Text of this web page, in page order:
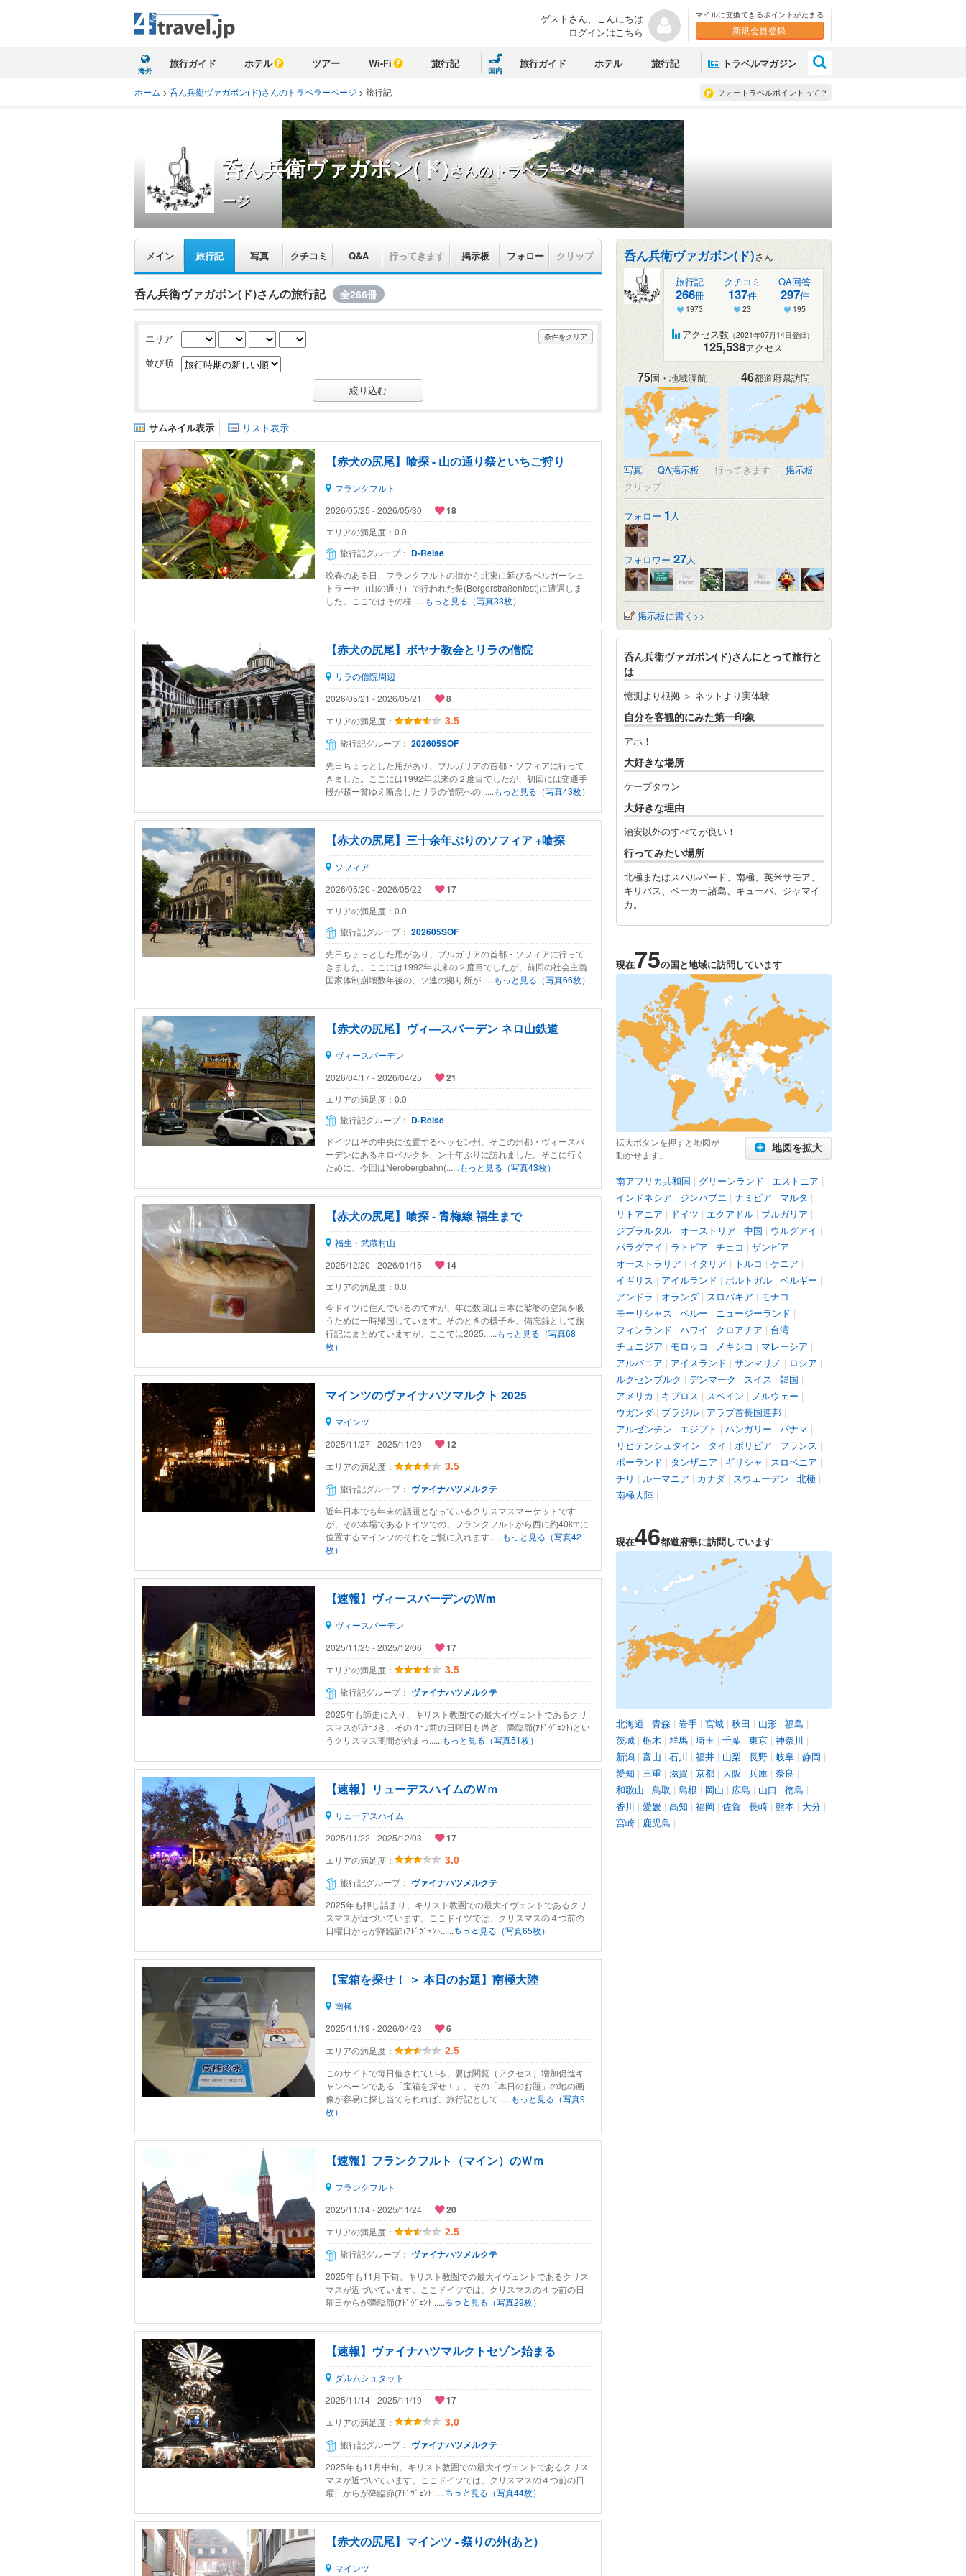
ゲストさん、こんにちは
ログインはこちら
マイルに交換できるポイントがたまる
新規会員登録
海外
旅行ガイド ホテル ツアー Wi-Fi 旅行記
国内
旅行ガイド ホテル 旅行記 トラベルマガジン
フォートラベルポイントって？
ホーム > 呑ん兵衛ヴァガボン(ド)さんのトラベラーページ > 旅行記
呑ん兵衛ヴァガボン(ド)さんのトラベラーペ
ージ
メイン 旅行記 写真 クチコミ Q&A 行ってきます 掲示板 フォロー クリップ
呑ん兵衛ヴァガボン(ド)さんの旅行記 全266冊
条件をクリア
エリア
並び順
サムネイル表示 リスト表示
【赤犬の尻尾】喰探 - 山の通り祭といちご狩り
フランクフルト
2026/05/25 - 2026/05/30
18
エリアの満足度： 0.0
旅行記グループ： D-Reise
晩春のある日、フランクフルトの街から北東に延びるベルガーシュ
トラーセ（山の通り）で行われた祭(Bergerstraßenfest)に遭遇しま
した。ここではその様......もっと見る（写真33枚）
【赤犬の尻尾】ボヤナ教会とリラの僧院
リラの僧院周辺
2026/05/21 - 2026/05/21
8
エリアの満足度： 3.5
旅行記グループ： 202605SOF
先日ちょっとした用があり、ブルガリアの首都・ソフィアに行って
きました。ここには1992年以来の２度目でしたが、初回には交通手
段が超ー貧ゆえ断念したリラの僧院への......もっと見る（写真43枚）
【赤犬の尻尾】三十余年ぶりのソフィア +喰探
ソフィア
2026/05/20 - 2026/05/22
17
エリアの満足度： 0.0
旅行記グループ： 202605SOF
先日ちょっとした用があり、ブルガリアの首都・ソフィアに行って
きました。ここには1992年以来の２度目でしたが、前回の社会主義
国家体制崩壊数年後の、ソ連の拠り所が......もっと見る（写真66枚）
【赤犬の尻尾】ヴィ―スバーデン ネロ山鉄道
ヴィースバーデン
2026/04/17 - 2026/04/25
21
エリアの満足度： 0.0
旅行記グループ： D-Reise
ドイツはその中央に位置するヘッセン州、そこの州都・ヴィースバ
ーデンにあるネロベルクを、ン十年ぶりに訪れました。そこに行く
ために、今回はNerobergbahn(......もっと見る（写真43枚）
【赤犬の尻尾】喰探 - 青梅線 福生まで
福生・武蔵村山
2025/12/20 - 2026/01/15
14
エリアの満足度： 0.0
今ドイツに住んでいるのですが、年に数回は日本に娑婆の空気を吸
うために一時帰国しています。そのときの様子を、備忘録として旅
行記にまとめていますが、ここでは2025......もっと見る（写真68
枚）
マインツのヴァイナハツマルクト 2025
マインツ
2025/11/27 - 2025/11/29
12
エリアの満足度： 3.5
旅行記グループ： ヴァイナハツメルクテ
近年日本でも年末の話題となっているクリスマスマーケットです
が、その本場であるドイツでの、フランクフルトから西に約40kmに
位置するマインツのそれをご覧に入れます......もっと見る（写真42
枚）
【速報】ヴィースバーデンのWm
ヴィースバーデン
2025/11/25 - 2025/12/06
17
エリアの満足度： 3.5
旅行記グループ： ヴァイナハツメルクテ
2025年も師走に入り、キリスト教圏での最大イヴェントであるクリ
スマスが近づき、その４つ前の日曜日も過ぎ、降臨節(ｱﾄﾞｳﾞｪﾝﾄ)とい
うクリスマス期間が始まっ......もっと見る（写真51枚）
【速報】リューデスハイムのＷｍ
リューデスハイム
2025/11/22 - 2025/12/03
17
エリアの満足度： 3.0
旅行記グループ： ヴァイナハツメルクテ
2025年も押し詰まり、キリスト教圏での最大イヴェントであるクリ
スマスが近づいています。ここドイツでは、クリスマスの４つ前の
日曜日からが降臨節(ｱﾄﾞｳﾞｪﾝﾄ......もっと見る（写真65枚）
【宝箱を探せ！ ＞ 本日のお題】南極大陸
南極
2025/11/19 - 2026/04/23
6
エリアの満足度： 2.5
このサイトで毎日催されている、要は閲覧（アクセス）増加促進キ
ャンペーンである「宝箱を探せ！」。その「本日のお題」の地の画
像が容易に探し当てられれば、旅行記として......もっと見る（写真9
枚）
【速報】フランクフルト（マイン）のＷｍ
フランクフルト
2025/11/14 - 2025/11/24
20
エリアの満足度： 2.5
旅行記グループ： ヴァイナハツメルクテ
2025年も11月下旬。キリスト教圏での最大イヴェントであるクリス
マスが近づいています。ここドイツでは、クリスマスの４つ前の日
曜日からが降臨節(ｱﾄﾞｳﾞｪﾝﾄ......もっと見る（写真29枚）
【速報】ヴァイナハツマルクトセゾン始まる
ダルムシュタット
2025/11/14 - 2025/11/19
17
エリアの満足度： 3.0
旅行記グループ： ヴァイナハツメルクテ
2025年も11月中旬。キリスト教圏での最大イヴェントであるクリス
マスが近づいています。ここドイツでは、クリスマスの４つ前の日
曜日からが降臨節(ｱﾄﾞｳﾞｪﾝﾄ......もっと見る（写真44枚）
【赤犬の尻尾】マインツ - 祭りの外(あと)
マインツ
呑ん兵衛ヴァガボン(ド)さん
旅行記
266冊
1973
クチコミ
137件
23
QA回答
297件
195
アクセス数 （2021年07月14日登録）
125,538アクセス
75国・地域渡航 46都道府県訪問
写真 | QA掲示板 | 行ってきます | 掲示板
クリップ
フォロー 1 人
フォロワー 27人
掲示板に書く>>
呑ん兵衛ヴァガボン(ド)さんにとって旅行と
は
憶測より根拠 ＞ ネットより実体験
自分を客観的にみた第一印象
アホ！
大好きな場所
ケープタウン
大好きな理由
治安以外のすべてが良い！
行ってみたい場所
北極またはスバルバード、南極、英米サモア、
キリバス、ベーカー諸島、キューバ、ジャマイ
カ。
現在75の国と地域に訪問しています
拡大ボタンを押すと地図が
動かせます。
地図を拡大
南アフリカ共和国 | グリーンランド | エストニア |
インドネシア | ジンバブエ | ナミビア | マルタ |
リトアニア | ドイツ | エクアドル | ブルガリア |
ジブラルタル | オーストリア | 中国 | ウルグアイ |
パラグアイ | ラトビア | チェコ | ザンビア |
オーストラリア | イタリア | トルコ | ケニア |
イギリス | アイルランド | ポルトガル | ベルギー |
アンドラ | オランダ | スロバキア | モナコ |
モーリシャス | ペルー | ニュージーランド |
フィンランド | ハワイ | クロアチア | 台湾 |
チュニジア | モロッコ | メキシコ | マレーシア |
アルバニア | アイスランド | サンマリノ | ロシア |
ルクセンブルク | デンマーク | スイス | 韓国 |
アメリカ | キプロス | スペイン | ノルウェー |
ウガンダ | ブラジル | アラブ首長国連邦 |
アルゼンチン | エジプト | ハンガリー | パナマ |
リヒテンシュタイン | タイ | ボリビア | フランス |
ポーランド | タンザニア | ギリシャ | スロベニア |
チリ | ルーマニア | カナダ | スウェーデン | 北極 |
南極大陸 |
現在46都道府県に訪問しています
北海道 | 青森 | 岩手 | 宮城 | 秋田 | 山形 | 福島 |
茨城 | 栃木 | 群馬 | 埼玉 | 千葉 | 東京 | 神奈川 |
新潟 | 富山 | 石川 | 福井 | 山梨 | 長野 | 岐阜 | 静岡 |
愛知 | 三重 | 滋賀 | 京都 | 大阪 | 兵庫 | 奈良 |
和歌山 | 鳥取 | 島根 | 岡山 | 広島 | 山口 | 徳島 |
香川 | 愛媛 | 高知 | 福岡 | 佐賀 | 長崎 | 熊本 | 大分 |
宮崎 | 鹿児島 |